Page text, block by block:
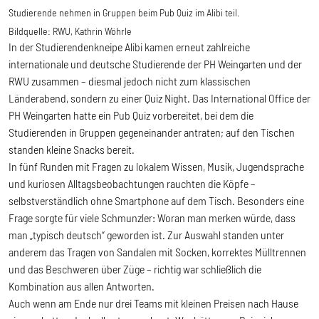
Studierende nehmen in Gruppen beim Pub Quiz im Alibi teil.
Bildquelle: RWU, Kathrin Wöhrle
In der Studierendenkneipe Alibi kamen erneut zahlreiche
internationale und deutsche Studierende der PH Weingarten und der
RWU zusammen – diesmal jedoch nicht zum klassischen
Länderabend, sondern zu einer Quiz Night. Das International Office der
PH Weingarten hatte ein Pub Quiz vorbereitet, bei dem die
Studierenden in Gruppen gegeneinander antraten; auf den Tischen
standen kleine Snacks bereit.
In fünf Runden mit Fragen zu lokalem Wissen, Musik, Jugendsprache
und kuriosen Alltagsbeobachtungen rauchten die Köpfe –
selbstverständlich ohne Smartphone auf dem Tisch. Besonders eine
Frage sorgte für viele Schmunzler: Woran man merken würde, dass
man „typisch deutsch“ geworden ist. Zur Auswahl standen unter
anderem das Tragen von Sandalen mit Socken, korrektes Mülltrennen
und das Beschweren über Züge – richtig war schließlich die
Kombination aus allen Antworten.
Auch wenn am Ende nur drei Teams mit kleinen Preisen nach Hause